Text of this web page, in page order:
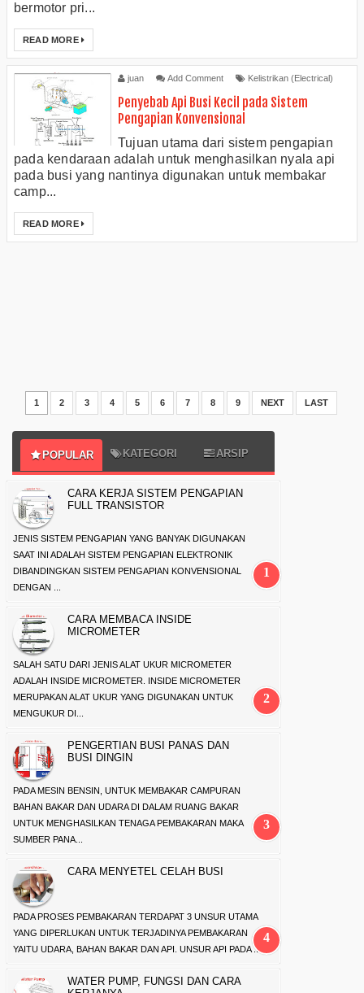
bermotor pri...
READ MORE
juan Add Comment Kelistrikan (Electrical)
Penyebab Api Busi Kecil pada Sistem
Pengapian Konvensional
Tujuan utama dari sistem pengapian
pada kendaraan adalah untuk menghasilkan nyala api
pada busi yang nantinya digunakan untuk membakar
camp...
READ MORE
1 2 3 4 5 6 7 8 9 NEXT LAST
POPULAR KATEGORI ARSIP
CARA KERJA SISTEM PENGAPIAN
FULL TRANSISTOR
JENIS SISTEM PENGAPIAN YANG BANYAK DIGUNAKAN
SAAT INI ADALAH SISTEM PENGAPIAN ELEKTRONIK
DIBANDINGKAN SISTEM PENGAPIAN KONVENSIONAL
DENGAN ...
CARA MEMBACA INSIDE
MICROMETER
SALAH SATU DARI JENIS ALAT UKUR MICROMETER
ADALAH INSIDE MICROMETER. INSIDE MICROMETER
MERUPAKAN ALAT UKUR YANG DIGUNAKAN UNTUK
MENGUKUR DI...
PENGERTIAN BUSI PANAS DAN
BUSI DINGIN
PADA MESIN BENSIN, UNTUK MEMBAKAR CAMPURAN
BAHAN BAKAR DAN UDARA DI DALAM RUANG BAKAR
UNTUK MENGHASILKAN TENAGA PEMBAKARAN MAKA
SUMBER PANA...
CARA MENYETEL CELAH BUSI
PADA PROSES PEMBAKARAN TERDAPAT 3 UNSUR UTAMA
YANG DIPERLUKAN UNTUK TERJADINYA PEMBAKARAN
YAITU UDARA, BAHAN BAKAR DAN API. UNSUR API PADA ...
WATER PUMP, FUNGSI DAN CARA